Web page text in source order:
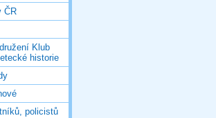
ČR
Klub
historie
policistů